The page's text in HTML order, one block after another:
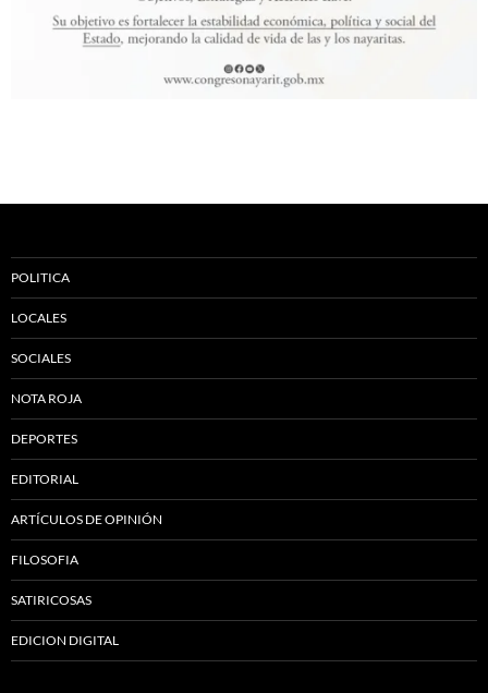
POLITICA
LOCALES
SOCIALES
NOTA ROJA
DEPORTES
EDITORIAL
ARTÍCULOS DE OPINIÓN
FILOSOFIA
SATIRICOSAS
EDICION DIGITAL